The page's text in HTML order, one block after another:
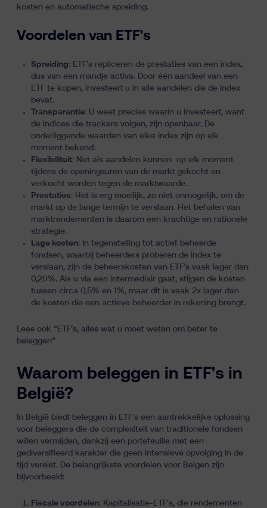
kosten en automatische spreiding.
Voordelen van ETF's
Spreiding: ETF’s repliceren de prestaties van een index,
dus van een mandje activa. Door één aandeel van een
ETF te kopen, investeert u in alle aandelen die de index
bevat.
Transparantie: U weet precies waarin u investeert, want
de indices die trackers volgen, zijn openbaar. De
onderliggende waarden van elke index zijn op elk
moment bekend.
Flexibiliteit: Net als aandelen kunnen op elk moment
tijdens de openingsuren van de markt gekocht en
verkocht worden tegen de marktwaarde.
Prestaties: Het is erg moeilijk, zo niet onmogelijk, om de
markt op de lange termijn te verslaan. Het behalen van
marktrendementen is daarom een krachtige en rationele
strategie.
Lage kosten: In tegenstelling tot actief beheerde
fondsen, waarbij beheerders proberen de index te
verslaan, zijn de beheerskosten van ETF’s vaak lager dan
0,20%. Als u via een intermediair gaat, stijgen de kosten
tussen circa 0,5% en 1%, maar dit is vaak 2x lager dan
de kosten die een actieve beheerder in rekening brengt.
Lees ook “ ETF’s, alles wat u moet weten om beter te
beleggen”
Waarom beleggen in ETF's in
België?
In België biedt beleggen in ETF's een aantrekkelijke oplossing
voor beleggers die de complexiteit van traditionele fondsen
willen vermijden, dankzij een portefeuille met een
gediversifieerd karakter die geen intensieve opvolging in de
tijd vereist. De belangrijkste voordelen voor Belgen zijn
bijvoorbeeld:
Fiscale voordelen: Kapitalisatie-ETF's, die rendementen